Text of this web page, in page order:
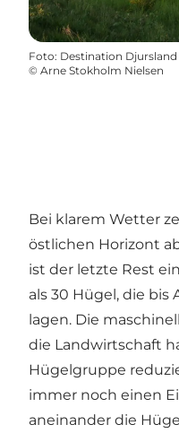
Foto: Destination Djursland
© Arne Stokholm Nielsen
Bei klarem Wetter
östlichen Horizont
ist der letzte Rest
als 30 Hügel, die bis
lagen. Die
die Landwirtschaft
Hügelgruppe
immer noch einen
aneinander die